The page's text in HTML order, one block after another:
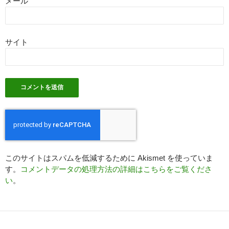
サイト
このサイトはスパムを低減するために Akismet を使っていま
す。
コメントデータの処理方法の詳細はこちらをご覧くださ
い。